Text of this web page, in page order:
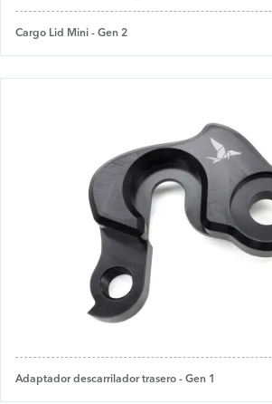
Cargo Lid Mini - Gen 2
Adaptador descarrilador trasero - Gen 1